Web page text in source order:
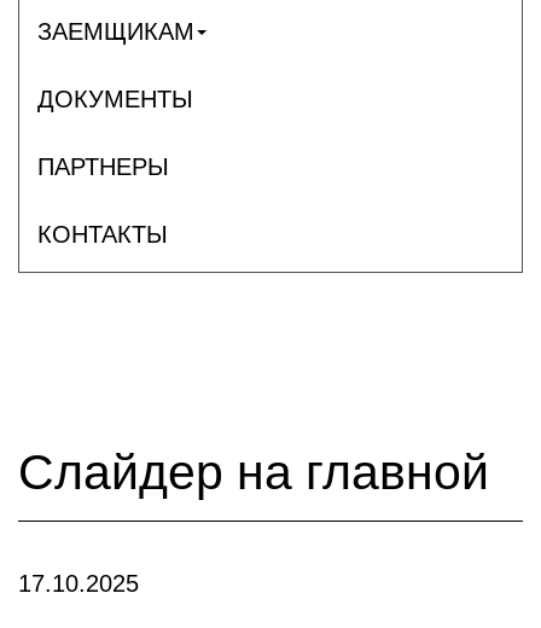
ЗАЕМЩИКАМ
ДОКУМЕНТЫ
ПАРТНЕРЫ
КОНТАКТЫ
Слайдер на главной
17.10.2025